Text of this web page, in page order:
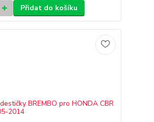
Přidat do košíku